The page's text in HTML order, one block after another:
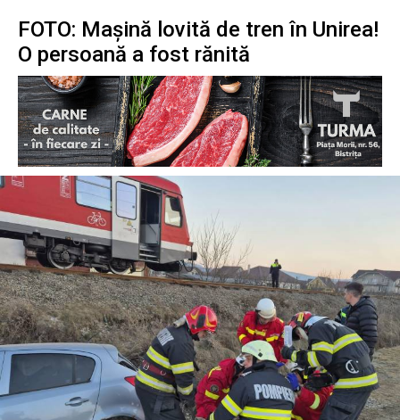
FOTO: Mașină lovită de tren în Unirea!
O persoană a fost rănită